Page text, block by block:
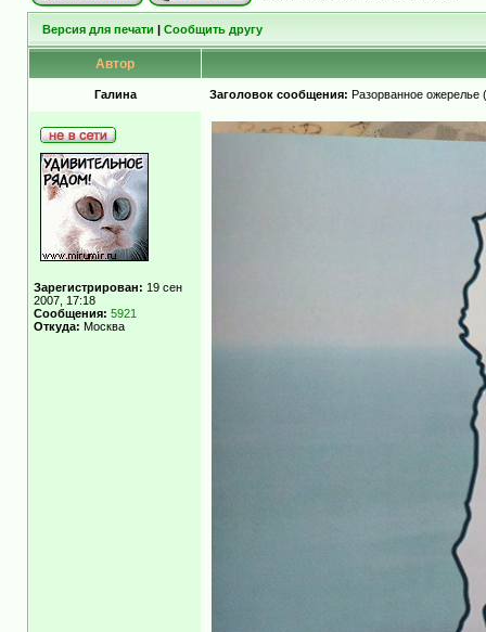
Версия для печати | Сообщить другу
Автор
Гaлинa Заголовок сообщения: Разорванное ожерелье
Зарегистрирован: 19 сен
2007, 17:18
Сообщения: 5921
Откуда: Москва